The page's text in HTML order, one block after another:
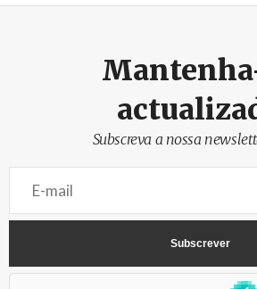
Subscreva a nossa